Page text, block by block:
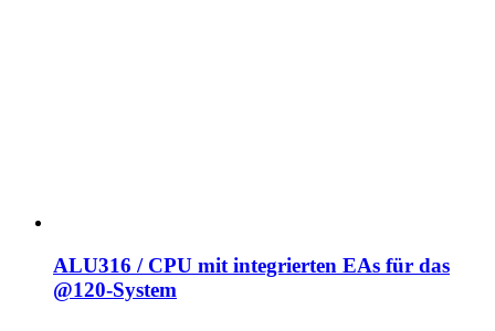
ALU316 / CPU mit integrierten EAs für das
@120-System